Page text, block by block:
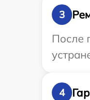
3
После
4